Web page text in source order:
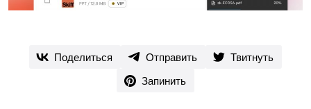
Поделиться Отправить
Твитнуть
Запинить